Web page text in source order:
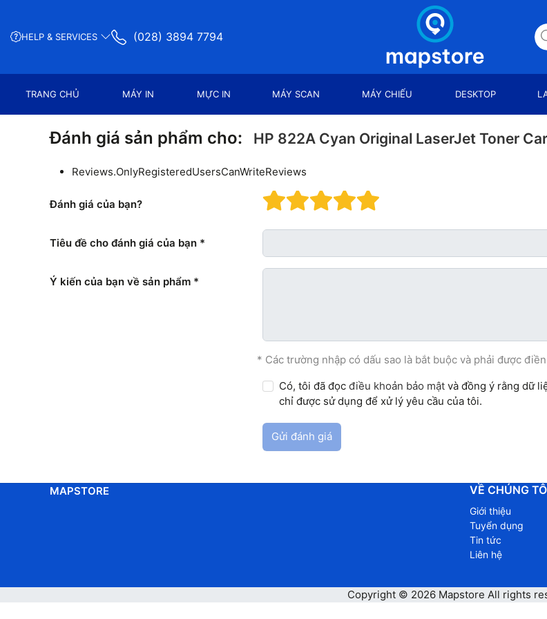
HELP & SERVICES (028) 3894 7794
TRANG CHỦ MÁY IN MỰC IN MÁY SCAN MÁY CHIẾU DESKTOP
Đánh giá sản phẩm cho: HP 822A Cyan Original LaserJet Toner
Reviews.OnlyRegisteredUsersCanWriteReviews
Đánh giá của bạn? Đánh giá: 5 trên
Đánh giá: 4 trên 5
Đánh giá: 3 trên 5 sao.
Đánh giá: 2 trên 5 sao.
Đánh giá: 1 trên 5 sao. Xấu
Tiêu đề cho đánh giá của bạn
Ý kiến ​​của bạn về sản phẩm
* Các trường nhập có dấu sao là bắt buộc và phải được
Có, tôi đã đọc điều khoản bảo mật và đồng ý rằng dữ
chỉ được sử dụng để xử lý yêu cầu của tôi.
Gửi đánh giá
MAPSTORE VỀ CHÚNG
Giới thiệu
Tuyển dụng
Tin tức
Liên hệ
Copyright © 2026 Mapstore All rights